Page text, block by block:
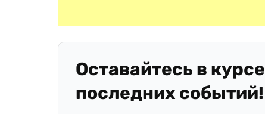
Оставайтесь в курсе
последних событий!